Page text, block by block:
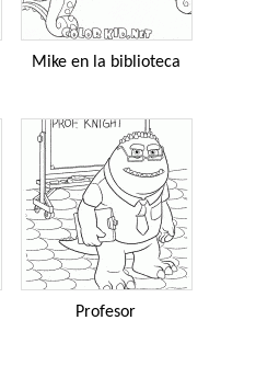
Mike en la biblioteca
Profesor